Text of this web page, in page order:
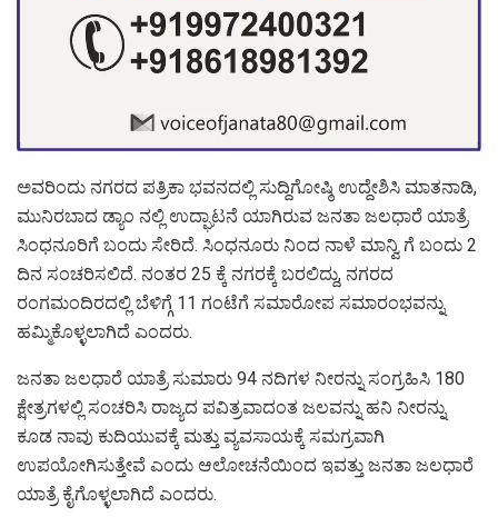
ಅವರಿಂದು ನಗರದ ಪತ್ರಿಕಾ ಭವನದಲ್ಲಿ ಸುದ್ದಿಗೋಷ್ಠಿ ಉದ್ದೇಶಿಸಿ ಮಾತನಾಡಿ,
ಮುನಿರಬಾದ ಡ್ಯಾಂ ನಲ್ಲಿ ಉದ್ಘಾಟನೆ ಯಾಗಿರುವ ಜನತಾ ಜಲಧಾರೆ ಯಾತ್ರೆ
ಸಿಂಧನೂರಿಗೆ ಬಂದು ಸೇರಿದೆ. ಸಿಂಧನೂರು ನಿಂದ ನಾಳೆ ಮಾನ್ವಿ ಗೆ ಬಂದು 2
ದಿನ ಸಂಚರಿಸಲಿದೆ. ನಂತರ 25 ಕ್ಕೆ ನಗರಕ್ಕೆ ಬರಲಿದ್ದು, ನಗರದ
ರಂಗಮಂದಿರದಲ್ಲಿ ಬೆಳಿಗ್ಗೆ 11 ಗಂಟೆಗೆ ಸಮಾರೋಪ ಸಮಾರಂಭವನ್ನು
ಹಮ್ಮಿಕೊಳ್ಳಲಾಗಿದೆ ಎಂದರು.
ಜನತಾ ಜಲಧಾರೆ ಯಾತ್ರೆ ಸುಮಾರು 94 ನದಿಗಳ ನೀರನ್ನು ಸಂಗ್ರಹಿಸಿ 180
ಕ್ಷೇತ್ರಗಳಲ್ಲಿ ಸಂಚರಿಸಿ ರಾಜ್ಯದ ಪವಿತ್ರವಾದಂತ ಜಲವನ್ನು ಹನಿ ನೀರನ್ನು
ಕೂಡ ನಾವು ಕುದಿಯುವಕ್ಕೆ ಮತ್ತು ವ್ಯವಸಾಯಕ್ಕೆ ಸಮಗ್ರವಾಗಿ
ಉಪಯೋಗಿಸುತ್ತೇವೆ ಎಂದು ಆಲೋಚನೆಯಿಂದ ಇವತ್ತು ಜನತಾ ಜಲಧಾರೆ
ಯಾತ್ರೆ ಕೈಗೊಳ್ಳಲಾಗಿದೆ ಎಂದರು.